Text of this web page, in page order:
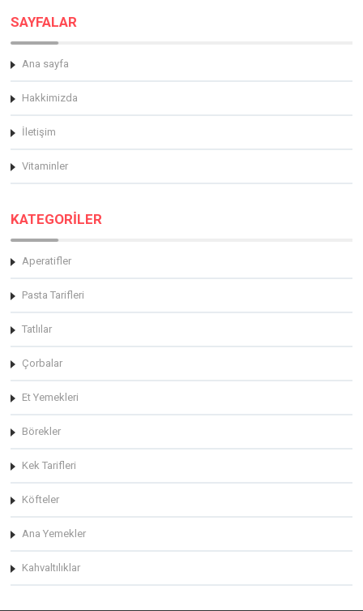
SAYFALAR
Ana sayfa
Hakkimizda
İletişim
Vitaminler
KATEGORİLER
Aperatifler
Pasta Tarifleri
Tatlılar
Çorbalar
Et Yemekleri
Börekler
Kek Tarifleri
Köfteler
Ana Yemekler
Kahvaltılıklar